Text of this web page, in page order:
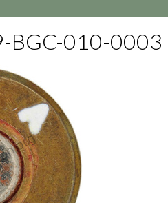
BGC-010-0003